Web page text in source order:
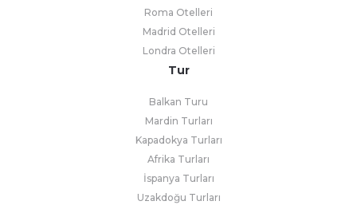
Roma Otelleri
Madrid Otelleri
Londra Otelleri
Tur
Balkan Turu
Mardin Turları
Kapadokya Turları
Afrika Turları
İspanya Turları
Uzakdoğu Turları